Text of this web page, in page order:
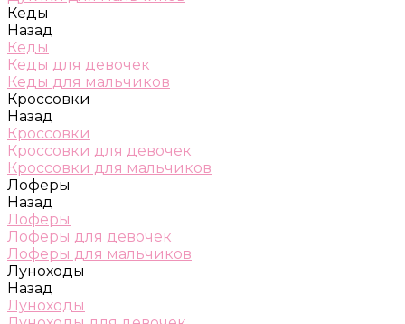
Кеды
Назад
Кеды
Кеды для девочек
Кеды для мальчиков
Кроссовки
Назад
Кроссовки
Кроссовки для девочек
Кроссовки для мальчиков
Лоферы
Назад
Лоферы
Лоферы для девочек
Лоферы для мальчиков
Луноходы
Назад
Луноходы